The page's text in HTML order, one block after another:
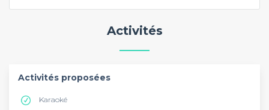
Activités
Activités proposées
Karaoké